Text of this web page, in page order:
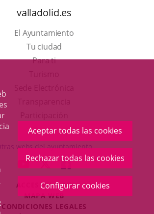
Aceptar todas las cookies
Rechazar todas las cookies
Configurar cookies
valladolid.es
El Ayuntamiento
Tu ciudad
Para ti
en
una
ventana
nueva.
aplicación
externa.
webs del ayuntamiento
ENLACE
A
UNA
APLICACIÓN
ENLACE
A
UNA
APLICACIÓN
ENLACE
A
UNA
ACCESIBILIDAD
MAPA WEB
CONDICIONES LEGALES